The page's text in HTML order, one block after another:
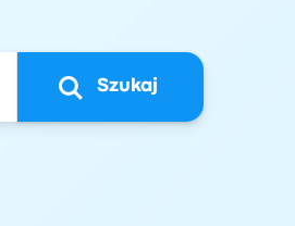
Szukaj